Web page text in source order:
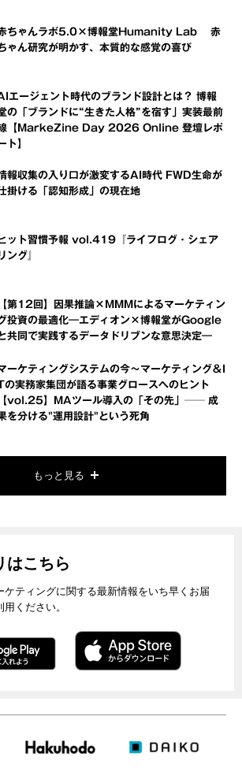
ちゃんラボ5.0×博報堂Humanity Lab 赤
ゃん研究が明かす、本質的な感覚の喜び
エージェント時代のブランド設計とは？ 博報
の「ブランドに“生きた人格”を宿す」実装最前
【MarkeZine Day 2026 Online 登壇レポ
ト】
報収集の入り口が激変するAI時代 FWD生命が
掛ける「認知形成」の現在地
ヒット習慣予報 vol.419『ライフログ・シェア
ング』
【第12回】因果推論×MMMによるマーケティン
投資の最適化―エディオン×博報堂がGoogle
共同で実践するデータドリブンな意思決定―
ーケティングシステムの今～マーケティング＆I
の実務家集団が語る事業グロースへのヒント
【vol.25】MAツール導入の「その先」── 成
を分ける"運用設計"という死角
もっと見る
はこちら
ケティングに関する最新情報をいち早くお届
ください。